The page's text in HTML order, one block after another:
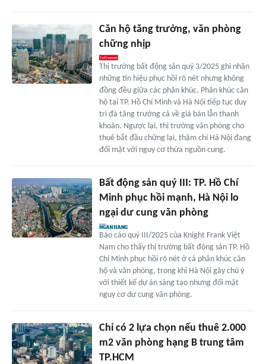
Căn hộ tăng trưởng, văn phòng
chững nhịp
Thị trường bất động sản quý 3/2025 ghi nhận
những tín hiệu phục hồi rõ nét nhưng không
đồng đều giữa các phân khúc. Phân khúc căn
hộ tại TP. Hồ Chí Minh và Hà Nội tiếp tục duy
trì đà tăng trưởng cả về giá bán lẫn thanh
khoản. Ngược lại, thị trường văn phòng cho
thuê bắt đầu chững lại, thậm chí Hà Nội đang
đối mặt với nguy cơ thừa nguồn cung.
Bất động sản quý III: TP. Hồ Chí
Minh phục hồi mạnh, Hà Nội lo
ngại dư cung văn phòng
Báo cáo quý III/2025 của Knight Frank Việt
Nam cho thấy thị trường bất động sản TP. Hồ
Chí Minh phục hồi rõ nét ở cả phân khúc căn
hộ và văn phòng, trong khi Hà Nội gây chú ý
với thiết kế dự án sáng tạo nhưng đối mặt
nguy cơ dư cung văn phòng.
Chỉ có 2 lựa chọn nếu thuê 2.000
m2 văn phòng hạng B trung tâm
TP.HCM